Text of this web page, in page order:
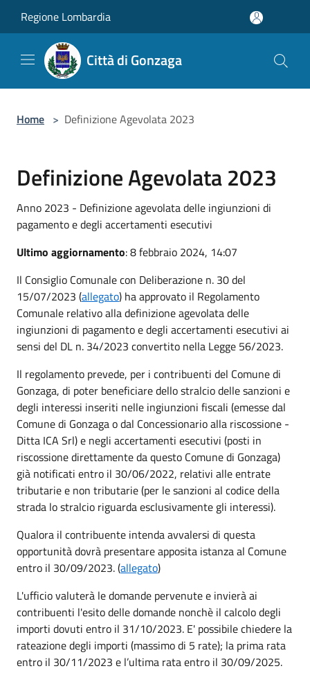
Regione Lombardia
Città di Gonzaga
Home > Definizione Agevolata 2023
Definizione Agevolata 2023
Anno 2023 - Definizione agevolata delle ingiunzioni di
pagamento e degli accertamenti esecutivi
Ultimo aggiornamento: 8 febbraio 2024, 14:07
Il Consiglio Comunale con Deliberazione n. 30 del
15/07/2023 (allegato) ha approvato il Regolamento
Comunale relativo alla definizione agevolata delle
ingiunzioni di pagamento e degli accertamenti esecutivi ai
sensi del DL n. 34/2023 convertito nella Legge 56/2023.
Il regolamento prevede, per i contribuenti del Comune di
Gonzaga, di poter beneficiare dello stralcio delle sanzioni e
degli interessi inseriti nelle ingiunzioni fiscali (emesse dal
Comune di Gonzaga o dal Concessionario alla riscossione -
Ditta ICA Srl) e negli accertamenti esecutivi (posti in
riscossione direttamente da questo Comune di Gonzaga)
già notificati entro il 30/06/2022, relativi alle entrate
tributarie e non tributarie (per le sanzioni al codice della
strada lo stralcio riguarda esclusivamente gli interessi).
Qualora il contribuente intenda avvalersi di questa
opportunità dovrà presentare apposita istanza al Comune
entro il 30/09/2023. (allegato)
L'ufficio valuterà le domande pervenute e invierà ai
contribuenti l'esito delle domande nonchè il calcolo degli
importi dovuti entro il 31/10/2023. E' possibile chiedere la
rateazione degli importi (massimo di 5 rate); la prima rata
entro il 30/11/2023 e l’ultima rata entro il 30/09/2025.